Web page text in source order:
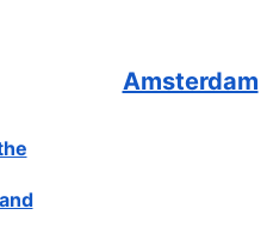
Amsterdam